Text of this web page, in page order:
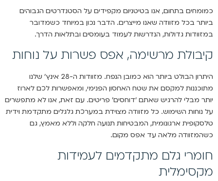
כמומחים בתחום, אנו בטיטניום מקפידים על הסטנדרטים הגבוהים
ביותר בכל מזוודה שאנו מייצרים. הדבר נכון במיוחד כשמדובר
במזוודות גדולות, הנדרשות לעמוד בעומסים ובתלאות הדרך.
קיבולת מרשימה, אפס פשרות על נוחות
היתרון הבולט ביותר הוא כמובן הנפח. מזוודות ה-28 אינץ’ שלנו
מתוכננות למקסם את שטח האחסון הפנימי, ומאפשרות לכם לארוז
יותר מבלי להרגיש שאתם ‘דוחסים’ פריטים. עם זאת, אנו לא מתפשרים
על נוחות השימוש. כל מזוודה מצוידת במערכת גלגלים מתקדמת וידית
טלסקופית ארגונומית, המבטיחות תנועה חלקה וללא מאמץ, גם
כשהמזוודה מלאה עד אפס מקום.
חומרי גלם מתקדמים לעמידות
מקסימלית